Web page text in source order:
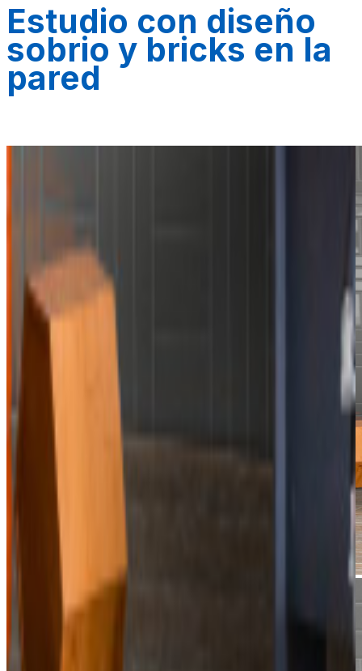
Estudio con diseño
sobrio y bricks en la
pared